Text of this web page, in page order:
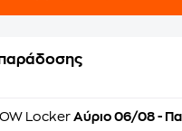
παράδοσης
Locker Αύριο 06/08 -